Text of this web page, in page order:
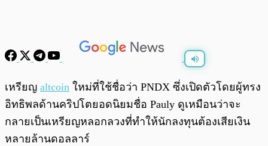
0:00 / 0:00
เหรียญ altcoin ใหม่ที่ใช้ชื่อว่า PNDX ซึ่งเปิดตัวโดยผู้ทรง
อิทธิพลด้านคริปโตยอดนิยมชื่อ Pauly ดูเหมือนว่าจะ
กลายเป็นเหรียญหลอกลวงที่ทำให้นักลงทุนต้องเสียเงิน
หลายล้านดอลลาร์